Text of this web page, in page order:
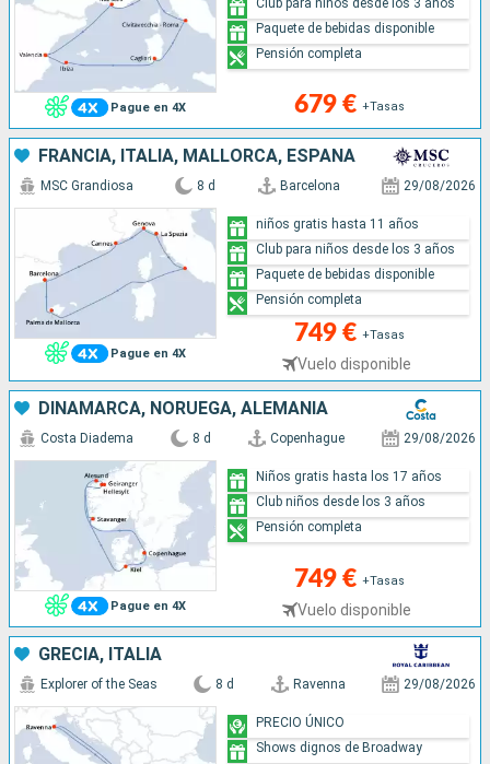
Pague en 4X 679 € +Tasas
Club para niños desde los 3 años
Paquete de bebidas disponible
Pensión completa
FRANCIA, ITALIA, MALLORCA, ESPAÑA
Pague en 4X
MSC Grandiosa 8 d Barcelona 29/08/2026
749 € +Tasas
Vuelo disponible
niños gratis hasta 11 años
Club para niños desde los 3 años
Paquete de bebidas disponible
Pensión completa
DINAMARCA, NORUEGA, ALEMANIA
Pague en 4X
Costa Diadema 8 d Copenhague 29/08/2026
749 € +Tasas
Vuelo disponible
Niños gratis hasta los 17 años
Club niños desde los 3 años
Pensión completa
GRECIA, ITALIA
Explorer of the Seas 8 d Ravenna 29/08/2026
PRECIO ÚNICO
Shows dignos de Broadway